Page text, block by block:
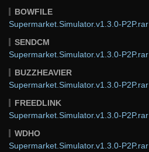
BOWFILE
Supermarket.Simulator.v1.3.0-P2P.rar
SENDCM
Supermarket.Simulator.v1.3.0-P2P.rar
BUZZHEAVIER
Supermarket.Simulator.v1.3.0-P2P.rar
FREEDLINK
Supermarket.Simulator.v1.3.0-P2P.rar
WDHO
Supermarket.Simulator.v1.3.0-P2P.rar